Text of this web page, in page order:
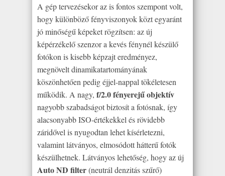
A gép tervezésekor az is fontos szempont volt,
hogy különböző fényviszonyok közt egyaránt
jó minőségű képeket rögzítsen: az új
képérzékelő szenzor a kevés fénynél készülő
fotókon is kisebb képzajt eredményez,
megnövelt dinamikatartományának
köszönhetően pedig éjjel-nappal tökéletesen
működik. A nagy, f/2.0 fényerejű objektív
nagyobb szabadságot biztosít a fotósnak, így
alacsonyabb ISO-értékekkel és rövidebb
záridővel is nyugodtan lehet kísérletezni,
valamint látványos, elmosódott hátterű fotók
készülhetnek. Látványos lehetőség, hogy az új
Auto ND filter(neutrál denzitás szűrő)